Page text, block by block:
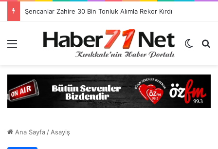
Şencanlar Zahire 30 Bin Tonluk Alımla Rekor Kırdı
Dış
Ana Sayfa/Asayiş